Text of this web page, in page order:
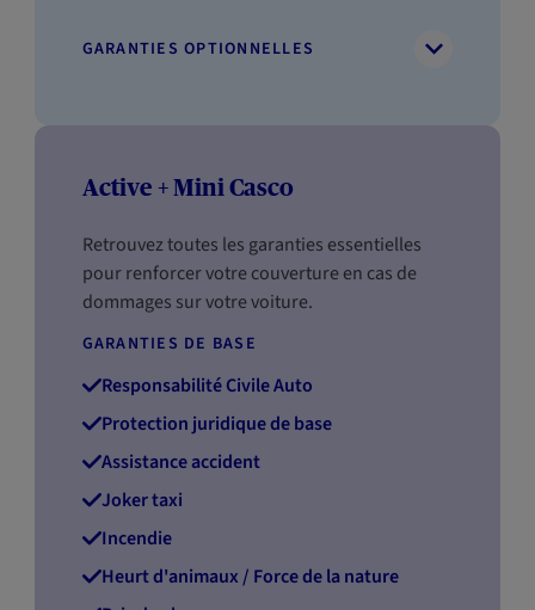
GARANTIES OPTIONNELLES
Active + Mini Casco
Retrouvez toutes les garanties essentielles
pour renforcer votre couverture en cas de
dommages sur votre voiture.
GARANTIES DE BASE
Responsabilité Civile Auto
Protection juridique de base
Assistance accident
Joker taxi
Incendie
Heurt d'animaux / Force de la nature